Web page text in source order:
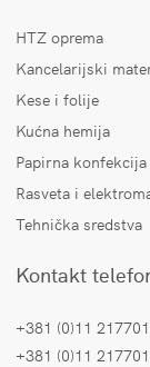
HTZ oprema
Kancelarijski
Kese i folije
Kućna hemija
Papirna konfekcija
Rasveta i
Tehnička sredstva
Kontakt
+381 (0)11
+381 (0)11